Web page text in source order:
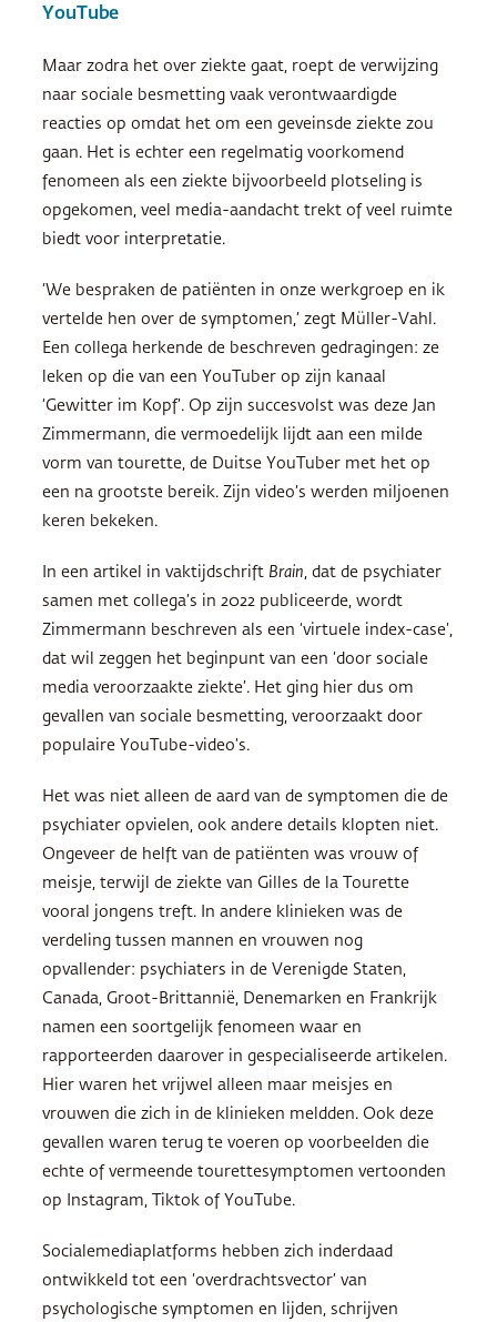
YouTube
Maar zodra het over ziekte gaat, roept de verwijzing
naar sociale besmetting vaak verontwaardigde
reacties op omdat het om een geveinsde ziekte zou
gaan. Het is echter een regelmatig voorkomend
fenomeen als een ziekte bijvoorbeeld plotseling is
opgekomen, veel media-aandacht trekt of veel ruimte
biedt voor interpretatie.
‘We bespraken de patiënten in onze werkgroep en ik
vertelde hen over de symptomen,’ zegt Müller-Vahl.
Een collega herkende de beschreven gedragingen: ze
leken op die van een YouTuber op zijn kanaal
‘Gewitter im Kopf’. Op zijn succesvolst was deze Jan
Zimmermann, die vermoedelijk lijdt aan een milde
vorm van tourette, de Duitse YouTuber met het op
een na grootste bereik. Zijn video’s werden miljoenen
keren bekeken.
In een artikel in vaktijdschrift Brain , dat de psychiater
samen met collega’s in 2022 publiceerde, wordt
Zimmermann beschreven als een ‘virtuele index-case’,
dat wil zeggen het beginpunt van een ‘door sociale
media veroorzaakte ziekte’. Het ging hier dus om
gevallen van sociale besmetting, veroorzaakt door
populaire YouTube-video’s.
Het was niet alleen de aard van de symptomen die de
psychiater opvielen, ook andere details klopten niet.
Ongeveer de helft van de patiënten was vrouw of
meisje, terwijl de ziekte van Gilles de la Tourette
vooral jongens treft. In andere klinieken was de
verdeling tussen mannen en vrouwen nog
opvallender: psychiaters in de Verenigde Staten,
Canada, Groot-Brittannië, Denemarken en Frankrijk
namen een soortgelijk fenomeen waar en
rapporteerden daarover in gespecialiseerde artikelen.
Hier waren het vrijwel alleen maar meisjes en
vrouwen die zich in de klinieken meldden. Ook deze
gevallen waren terug te voeren op voorbeelden die
echte of vermeende tourettesymptomen vertoonden
op Instagram, Tiktok of YouTube.
Socialemediaplatforms hebben zich inderdaad
ontwikkeld tot een ‘overdrachtsvector’ van
psychologische symptomen en lijden, schrijven